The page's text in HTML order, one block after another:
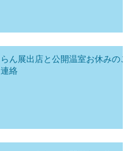
らん展出店と公開温室お休みのご
連絡